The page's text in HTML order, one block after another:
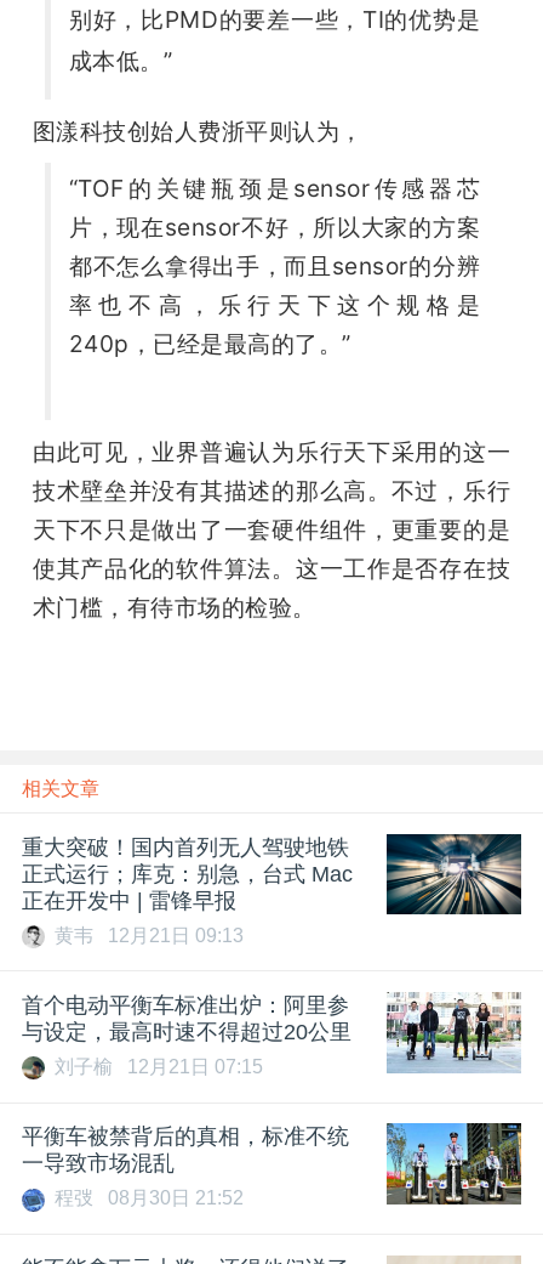
别好， 比PMD的要差一些，TI的优势是
成本低。”
图漾科技创始人费浙平则认为，
“TOF的关键瓶颈是sensor传感器芯
片，现在sensor不好，所以大家的方案
都不怎么拿得出手，而且sensor的分辨
率也不高，乐行天下这个规格是
240p，已经是最高的了。”
由此可见，业界普遍认为乐行天下采用的这一
技术壁垒并没有其描述的那么高。不过，乐行
天下不只是做出了一套硬件组件，更重要的是
使其产品化的软件算法。这一工作是否存在技
术门槛，有待市场的检验。
相关文章
重大突破！国内首列无人驾驶地铁
正式运行；库克：别急，台式 Mac
正在开发中 | 雷锋早报
黄韦 12月21日 09:13
首个电动平衡车标准出炉：阿里参
与设定，最高时速不得超过20公里
刘子榆 12月21日 07:15
平衡车被禁背后的真相，标准不统
一导致市场混乱
程弢 08月30日 21:52